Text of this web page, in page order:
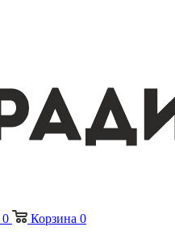
0 Корзина 0